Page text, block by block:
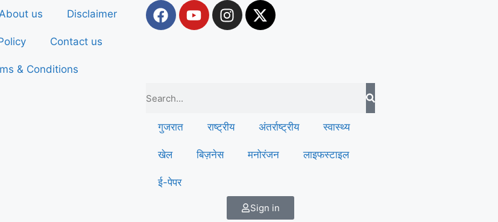
us Disclaimer
Contact us
& Conditions
गुजरात राष्ट्रीय अंतर्राष्ट्रीय स्वास्थ्य
खेल बिज़नेस मनोरंजन लाइफस्टाइल
ई-पेपर
Sign in